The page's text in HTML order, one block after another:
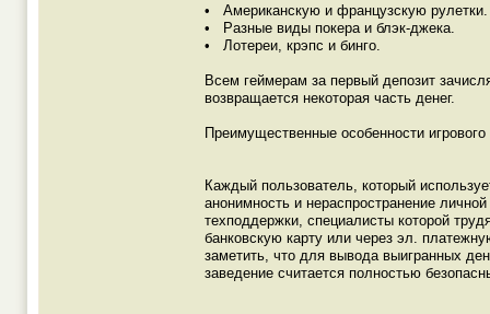
• Американскую и французскую рулетки.
• Разные виды покера и блэк-джека.
• Лотереи, крэпс и бинго.
Всем геймерам за первый депозит
возвращается некоторая часть денег.
Преимущественные особенности игрового
Каждый пользователь, который
анонимность и нераспространение
техподдержки, специалисты которой
банковскую карту или через эл.
заметить, что для вывода выигранных
заведение считается полностью